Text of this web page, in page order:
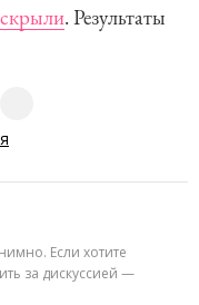
. Результаты
Если хотите
за дискуссией —